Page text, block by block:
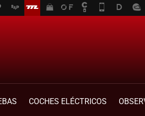
COCHES ELÉCTRICOS